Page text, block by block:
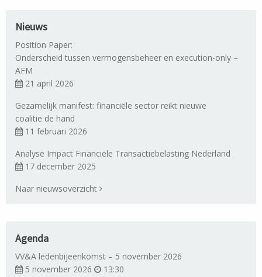
Nieuws
Position Paper:
Onderscheid tussen vermogensbeheer en execution-only –
AFM
21 april 2026
Gezamelijk manifest: financiële sector reikt nieuwe
coalitie de hand
11 februari 2026
Analyse Impact Financiële Transactiebelasting Nederland
17 december 2025
Naar nieuwsoverzicht
Agenda
VV&A ledenbijeenkomst – 5 november 2026
5 november 2026
13:30